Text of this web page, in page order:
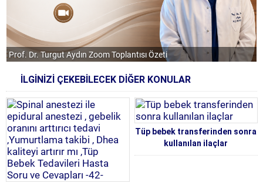
Prof. Dr. Turgut Aydın Zoom Toplantısı Özeti
İLGİNİZİ ÇEKEBİLECEK DİĞER KONULAR
Tüp bebek transferinden sonra
kullanılan ilaçlar